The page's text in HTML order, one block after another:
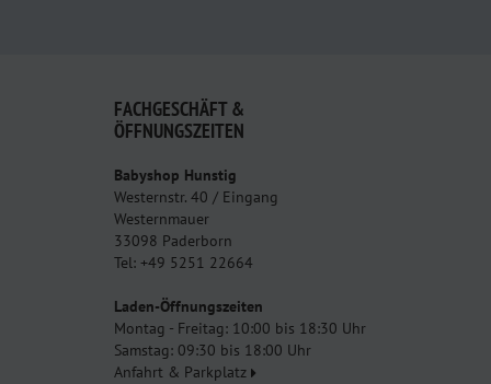
FACHGESCHÄFT &
ÖFFNUNGSZEITEN
Babyshop Hunstig
Westernstr. 40 / Eingang
Westernmauer
33098 Paderborn
Tel: +49 5251 22664
Laden-Öffnungszeiten
Montag - Freitag: 10:00 bis 18:30 Uhr
Samstag: 09:30 bis 18:00 Uhr
Anfahrt & Parkplatz